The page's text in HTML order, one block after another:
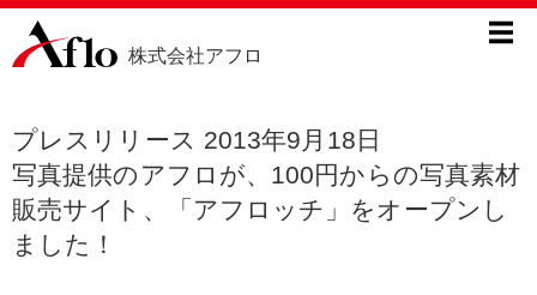
株式会社アフロ
プレスリリース 2013年9月18日
写真提供のアフロが、100円からの写真素材
販売サイト、「アフロッチ」をオープンし
ました！